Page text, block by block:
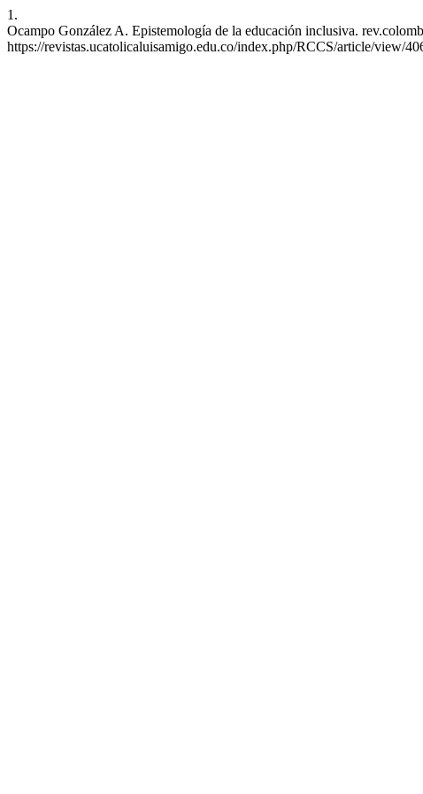
1.
Ocampo González A. Epistemología de la educación inclusiva.
https://revistas.ucatolicaluisamigo.edu.co/index.php/RCCS/article/view/